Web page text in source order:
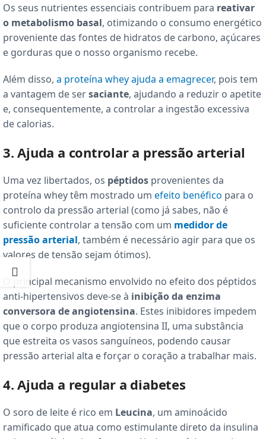
Os seus nutrientes essenciais contribuem para reativar
o metabolismo basal, otimizando o consumo energético
proveniente das fontes de hidratos de carbono, açúcares
e gorduras que o nosso organismo recebe.
Além disso, a proteína whey ajuda a emagrecer, pois tem
a vantagem de sersaciante, ajudando a reduzir o apetite
e, consequentemente, a controlar a ingestão excessiva
de calorias.
3. Ajuda a controlar a pressão arterial
Uma vez libertados, os péptidos provenientes da
proteína whey têm mostrado um efeito benéfico para o
controlo da pressão arterial (como já sabes, não é
suficiente controlar a tensão com um medidor de
pressão arterial, também é necessário agir para que os
valores de tensão sejam ótimos).
O principal mecanismo envolvido no efeito dos péptidos
anti-hipertensivos deve-se à inibição da enzima
conversora de angiotensina. Estes inibidores impedem
que o corpo produza angiotensina II, uma substância
que estreita os vasos sanguíneos, podendo causar
pressão arterial alta e forçar o coração a trabalhar mais.
4. Ajuda a regular a diabetes
O soro de leite é rico em Leucina, um aminoácido
ramificado que atua como estimulante direto da insulina